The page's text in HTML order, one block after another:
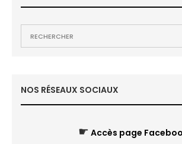
NOS RÉSEAUX SOCIAUX
☛ Accès page